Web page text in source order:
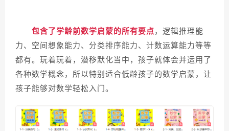
包含了学龄前数学启蒙的所有要点，逻辑推理能
力、空间想象能力、分类排序能力、计数运算能力等等
都有。 玩着玩着，潜移默化当中，孩子就体会并运用了
各种数学概念，所以特别适合低龄孩子的数学启蒙，让
孩子能够对数学轻松入门。